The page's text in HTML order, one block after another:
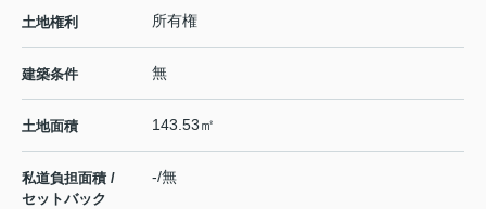
土地権利 所有権
建築条件 無
土地面積 143.53㎡
私道負担面積 /
セットバック
-/無